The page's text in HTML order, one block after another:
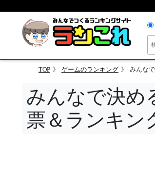
TOP ゲームのランキング みんな
みんなで決め
票＆ランキン